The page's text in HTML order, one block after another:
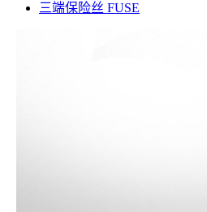
三端保险丝 FUSE